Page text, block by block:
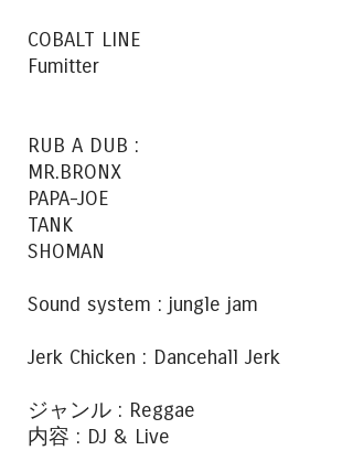
COBALT LINE
Fumitter
RUB A DUB :
MR.BRONX
PAPA-JOE
TANK
SHOMAN
Sound system : jungle jam
Jerk Chicken : Dancehall Jerk
ジャンル : Reggae
内容 : DJ & Live